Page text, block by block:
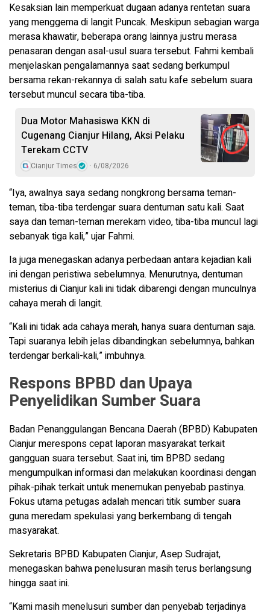
Kesaksian lain memperkuat dugaan adanya rentetan suara
yang menggema di langit Puncak. Meskipun sebagian warga
merasa khawatir, beberapa orang lainnya justru merasa
penasaran dengan asal-usul suara tersebut. Fahmi kembali
menjelaskan pengalamannya saat sedang berkumpul
bersama rekan-rekannya di salah satu kafe sebelum suara
tersebut muncul secara tiba-tiba.
Dua Motor Mahasiswa KKN di
Cugenang Cianjur Hilang, Aksi Pelaku
Terekam CCTV
Cianjur Times 6/08/2026
“Iya, awalnya saya sedang nongkrong bersama teman-
teman, tiba-tiba terdengar suara dentuman satu kali. Saat
saya dan teman-teman merekam video, tiba-tiba muncul lagi
sebanyak tiga kali,” ujar Fahmi.
Ia juga menegaskan adanya perbedaan antara kejadian kali
ini dengan peristiwa sebelumnya. Menurutnya, dentuman
misterius di Cianjur kali ini tidak dibarengi dengan munculnya
cahaya merah di langit.
“Kali ini tidak ada cahaya merah, hanya suara dentuman saja.
Tapi suaranya lebih jelas dibandingkan sebelumnya, bahkan
terdengar berkali-kali,” imbuhnya.
Respons BPBD dan Upaya
Penyelidikan Sumber Suara
Badan Penanggulangan Bencana Daerah (BPBD) Kabupaten
Cianjur merespons cepat laporan masyarakat terkait
gangguan suara tersebut. Saat ini, tim BPBD sedang
mengumpulkan informasi dan melakukan koordinasi dengan
pihak-pihak terkait untuk menemukan penyebab pastinya.
Fokus utama petugas adalah mencari titik sumber suara
guna meredam spekulasi yang berkembang di tengah
masyarakat.
Sekretaris BPBD Kabupaten Cianjur, Asep Sudrajat,
menegaskan bahwa penelusuran masih terus berlangsung
hingga saat ini.
“Kami masih menelusuri sumber dan penyebab terjadinya